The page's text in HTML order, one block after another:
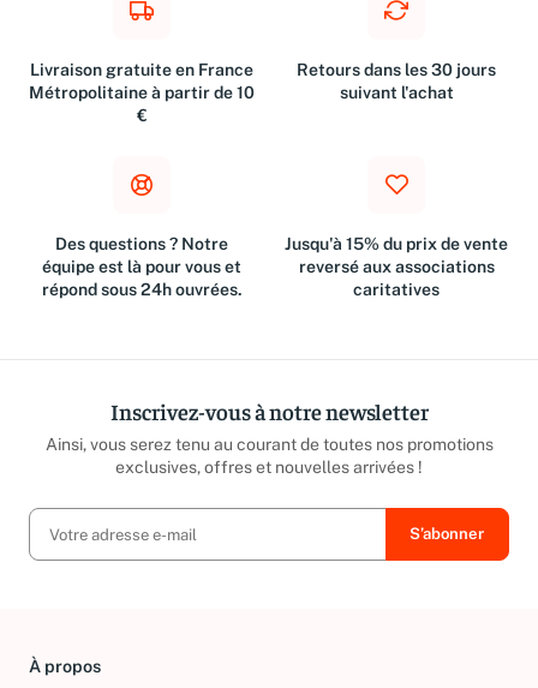
Livraison gratuite en France
Métropolitaine à partir de 10
€
Retours dans les 30 jours
suivant l'achat
Des questions ? Notre
équipe est là pour vous et
répond sous 24h ouvrées.
Jusqu'à 15% du prix de vente
reversé aux associations
caritatives
Inscrivez-vous à notre newsletter
Ainsi, vous serez tenu au courant de toutes nos promotions
exclusives, offres et nouvelles arrivées !
À propos